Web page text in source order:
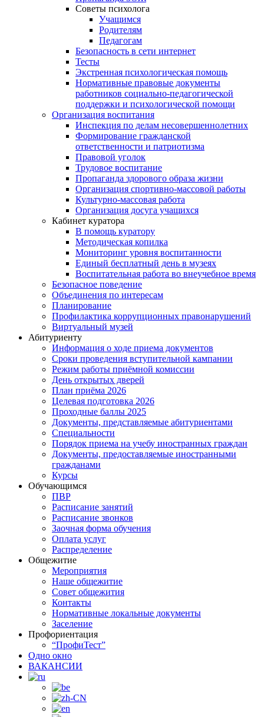
Советы психолога
Учащимся
Родителям
Педагогам
Безопасность в сети интернет
Тесты
Экстренная психологическая помощь
Нормативные правовые документы
работников социально-педагогической
поддержки и психологической помощи
Организация воспитания
Инспекция по делам несовершеннолетних
Формирование гражданской
ответственности и патриотизма
Правовой уголок
Трудовое воспитание
Пропаганда здорового образа жизни
Организация спортивно-массовой работы
Культурно-массовая работа
Организация досуга учащихся
Кабинет куратора
В помощь куратору
Методическая копилка
Мониторинг уровня воспитанности
Единый бесплатный день в музеях
Воспитательная работа во внеучебное время
Безопасное поведение
Объединения по интересам
Планирование
Профилактика коррупционных правонарушений
Виртуальный музей
Абитуриенту
Информация о ходе приема документов
Сроки проведения вступительной кампании
Режим работы приёмной комиссии
День открытых дверей
План приёма 2026
Целевая подготовка 2026
Проходные баллы 2025
Документы, представляемые абитуриентами
Специальности
Порядок приема на учебу иностранных граждан
Документы, предоставляемые иностранными
гражданами
Курсы
Обучающимся
ПВР
Расписание занятий
Расписание звонков
Заочная форма обучения
Оплата услуг
Распределение
Общежитие
Мероприятия
Наше общежитие
Совет общежития
Контакты
Нормативные локальные документы
Заселение
Профориентация
“ПрофиТест”
Одно окно
ВАКАНСИИ